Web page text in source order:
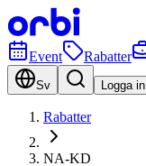
Event Rabatter
Sv Logga in
Rabatter
NA-KD